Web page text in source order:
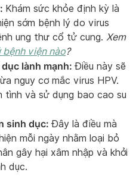
Khám sức khỏe định kỳ là
sớm bệnh lý do virus
ung thư cổ tử cung. Xem
bệnh viện nào?
lành mạnh: Điều này sẽ
nguy cơ mắc virus HPV.
tình và sử dụng bao cao su
sinh dục: Đây là điều mà
mỗi ngày nhằm loại bỏ
gây hại xâm nhập và khởi
dục.